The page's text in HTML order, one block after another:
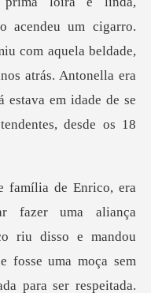
com aquela beldade,
atrás. Antonella era
para ser respeitada.